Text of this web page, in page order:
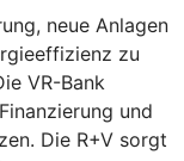
neue Anlagen
zu
VR-Bank
und
Die R+V sorgt